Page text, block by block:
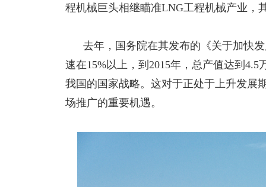
程机械巨头相继瞄准LNG工程机械产业，
去年，国务院在其发布的《关于加快发
速在15%以上，到2015年，总产值达到
我国的国家战略。这对于正处于上升发展
场推广的重要机遇。